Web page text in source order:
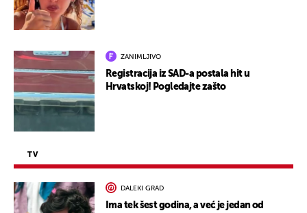
ZANIMLJIVO
Registracija iz SAD-a postala hit u
Hrvatskoj! Pogledajte zašto
TV
DALEKI GRAD
Ima tek šest godina, a već je jedan od